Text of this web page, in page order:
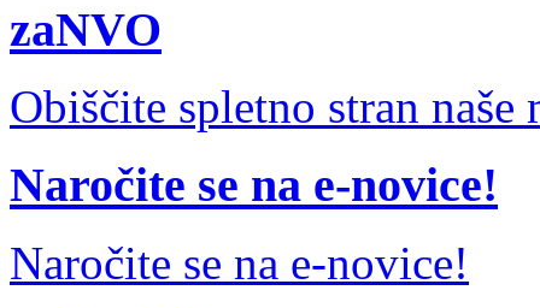
zaNVO
Obiščite spletno stran naše
Naročite se na e-novice!
Naročite se na e-novice!